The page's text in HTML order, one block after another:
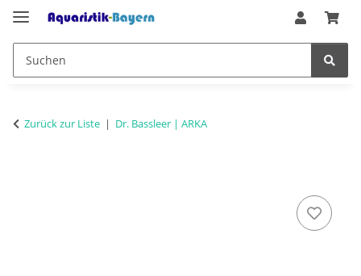
Zurück zur Liste Dr. Bassleer | ARKA